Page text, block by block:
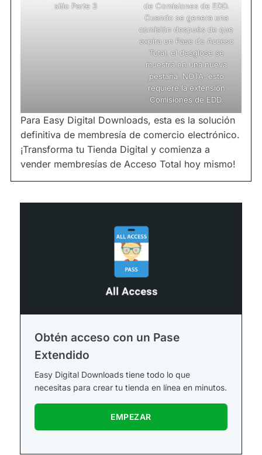
sitio Parte 3
de Comisiones de EDD.
Cuando se genera una
comisión después de que
expira un Pase de Acceso
Total, el desglose se
muestra en una nueva
pestaña. NOTA: esto
requiere la extensión
Comisiones de EDD.
Para Easy Digital Downloads, esta es la solución
definitiva de membresía de comercio electrónico.
¡Transforma tu Tienda Digital y comienza a
vender membresías de Acceso Total hoy mismo!
Obtén acceso con un Pase
Extendido
Easy Digital Downloads tiene todo lo que
necesitas para crear tu tienda en línea en minutos.
EMPEZAR